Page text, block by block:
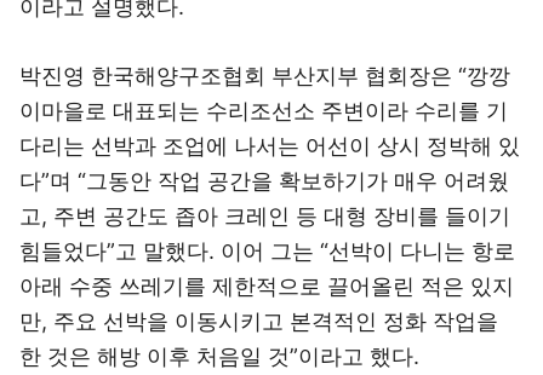
이라고 설명했다.
박진영 한국해양구조협회 부산지부 협회장은 “깡깡
이마을로 대표되는 수리조선소 주변이라 수리를 기
다리는 선박과 조업에 나서는 어선이 상시 정박해 있
다”며 “그동안 작업 공간을 확보하기가 매우 어려웠
고, 주변 공간도 좁아 크레인 등 대형 장비를 들이기
힘들었다”고 말했다. 이어 그는 “선박이 다니는 항로
아래 수중 쓰레기를 제한적으로 끌어올린 적은 있지
만, 주요 선박을 이동시키고 본격적인 정화 작업을
한 것은 해방 이후 처음일 것”이라고 했다.